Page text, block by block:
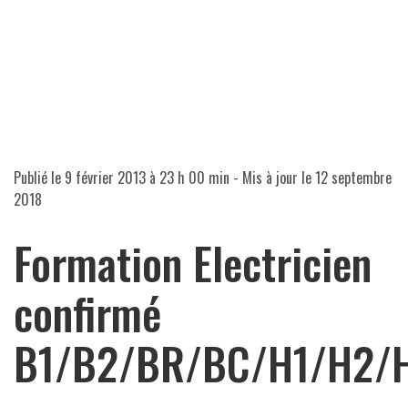
Publié le 9 février 2013 à 23 h 00 min - Mis à jour le12 septembre
2018
Formation Electricien
confirmé
B1/B2/BR/BC/H1/H2/